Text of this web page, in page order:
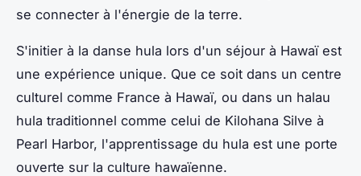
se connecter à l'énergie de la terre.
S'initier à la danse hula lors d'un séjour à Hawaï est
une expérience unique. Que ce soit dans un centre
culturel comme France à Hawaï, ou dans un halau
hula traditionnel comme celui de Kilohana Silve à
Pearl Harbor, l'apprentissage du hula est une porte
ouverte sur la culture hawaïenne.